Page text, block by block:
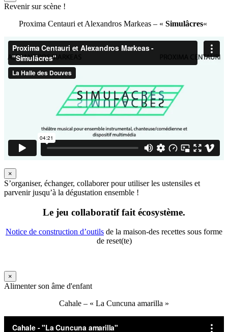
Revenir sur scène !
Proxima Centauri et Alexandros Markeas – « Simulâcres«
×
S’organiser, échanger, collaborer pour utiliser les ustensiles et
parvenir jusqu’à la dégustation ensemble !
Le jeu collaboratif fait écosystème.
Notice de construction d’outils de la maison-des recettes sous forme
de reset(te)
×
Alimenter son âme d'enfant
Cahale – « La Cuncuna amarilla »